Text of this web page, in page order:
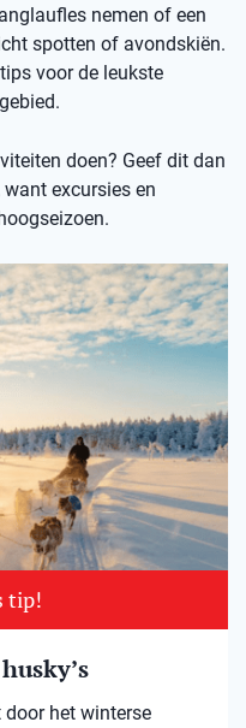
nemen of een
spotten of avondskiën.
voor de leukste
doen? Geef dit dan
excursies en
tip!
het winterse